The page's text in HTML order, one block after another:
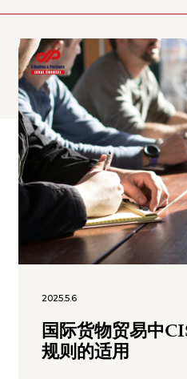
2025.5.6
国际货物贸易中
规则的适用